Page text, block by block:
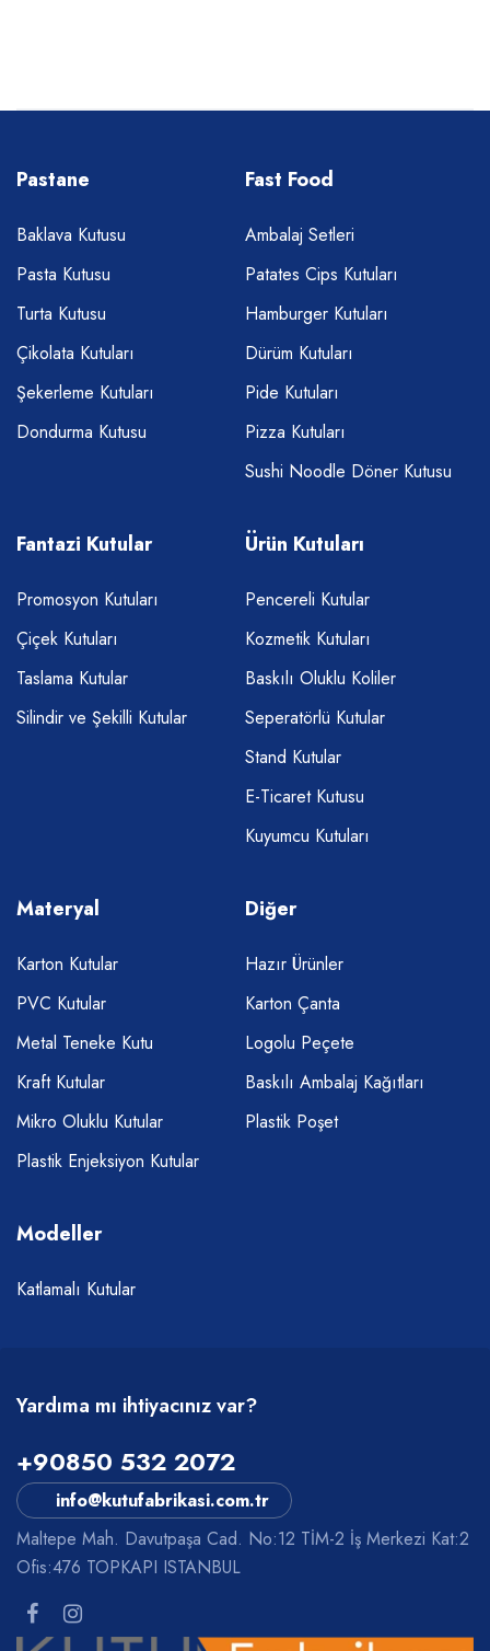
Pastane
Baklava Kutusu
Pasta Kutusu
Turta Kutusu
Çikolata Kutuları
Şekerleme Kutuları
Dondurma Kutusu
Fast Food
Ambalaj Setleri
Patates Cips Kutuları
Hamburger Kutuları
Dürüm Kutuları
Pide Kutuları
Pizza Kutuları
Sushi Noodle Döner Kutusu
Fantazi Kutular
Promosyon Kutuları
Çiçek Kutuları
Taslama Kutular
Silindir ve Şekilli Kutular
Ürün Kutuları
Pencereli Kutular
Kozmetik Kutuları
Baskılı Oluklu Koliler
Seperatörlü Kutular
Stand Kutular
E-Ticaret Kutusu
Kuyumcu Kutuları
Materyal
Karton Kutular
PVC Kutular
Metal Teneke Kutu
Kraft Kutular
Mikro Oluklu Kutular
Plastik Enjeksiyon Kutular
Diğer
Hazır Ürünler
Karton Çanta
Logolu Peçete
Baskılı Ambalaj Kağıtları
Plastik Poşet
Modeller
Katlamalı Kutular
Yardıma mı ihtiyacınız var?
+90850 532 2072
info@kutufabrikasi.com.tr
Maltepe Mah. Davutpaşa Cad. No:12 TİM-2 İş Merkezi Kat:2
Ofis:476 TOPKAPI ISTANBUL